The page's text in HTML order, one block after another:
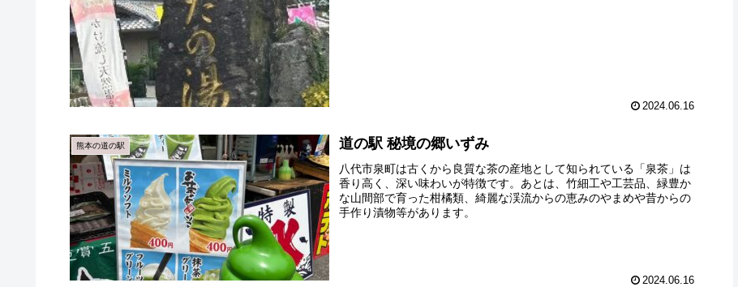
2024.06.16
熊本の道の駅 道の駅 秘境の郷いずみ
八代市泉町は古くから良質な茶の産地として知られている「泉茶」は
香り高く、深い味わいが特徴です。あとは、竹細工や工芸品、緑豊か
な山間部で育った柑橘類、綺麗な渓流からの恵みのやまめや昔からの
手作り漬物等があります。
2024.06.16